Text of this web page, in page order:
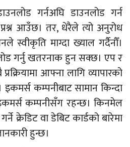
गर्नअघि डाउनलोड गर्न
आउँछ। तर, धेरैले त्यो अनुरोध
स्वीकृति माग्दा ख्याल गर्दैनौँ।
गर्नु खतरनाक हुन सक्छ। एप र
आफ्ना लागि व्यापारको
कम्पनीबाट सामान किन्दा
कम्पनीसँग रहन्छ। किनमेल
क्रेडिट वा डेबिट कार्डको बारेमा
हुन्छ।